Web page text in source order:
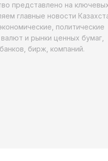
представлено на
главные новости
политические
и рынки ценных бумаг,
бирж, компаний.